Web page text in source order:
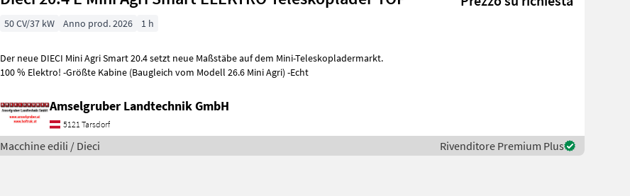
50 CV/37 kW Anno prod. 2026 1 h
Der neue DIECI Mini Agri Smart 20.4 setzt neue Maßstäbe auf dem Mini-Teleskopladermarkt.
100 % Elektro! -Größte Kabine (Baugleich vom Modell 26.6 Mini Agri) -Echt
Amselgruber Landtechnik GmbH
5121 Tarsdorf
Macchine edili / Dieci Rivenditore Premium Plus